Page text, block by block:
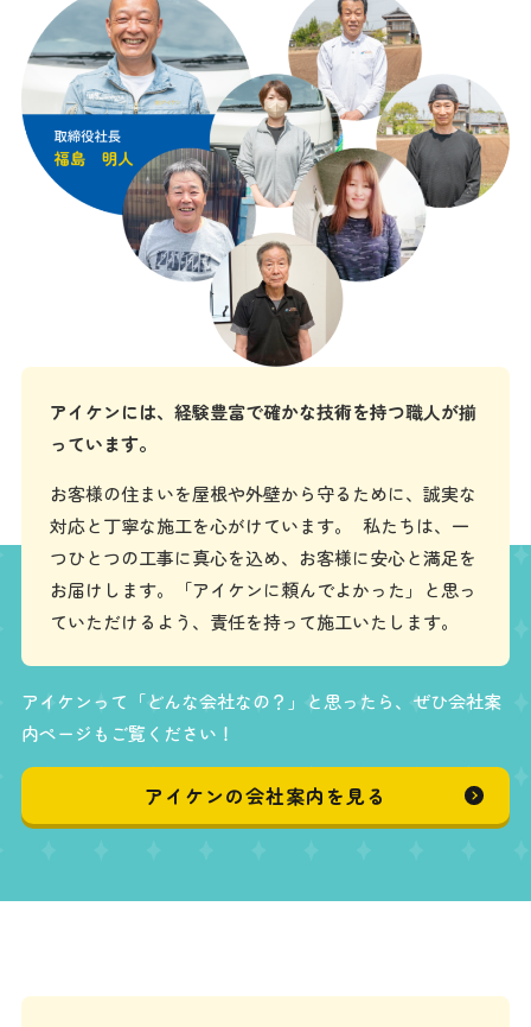
アイケンには、経験豊富で確かな技術を持つ職人が揃
っています。
お客様の住まいを屋根や外壁から守るために、誠実な
対応と丁寧な施工を心がけています。 私たちは、一
つひとつの工事に真心を込め、お客様に安心と満足を
お届けします。「アイケンに頼んでよかった」と思っ
ていただけるよう、責任を持って施工いたします。
アイケンって「どんな会社なの？」と思ったら、ぜひ会社案
内ページもご覧ください！
アイケンの会社案内を見る